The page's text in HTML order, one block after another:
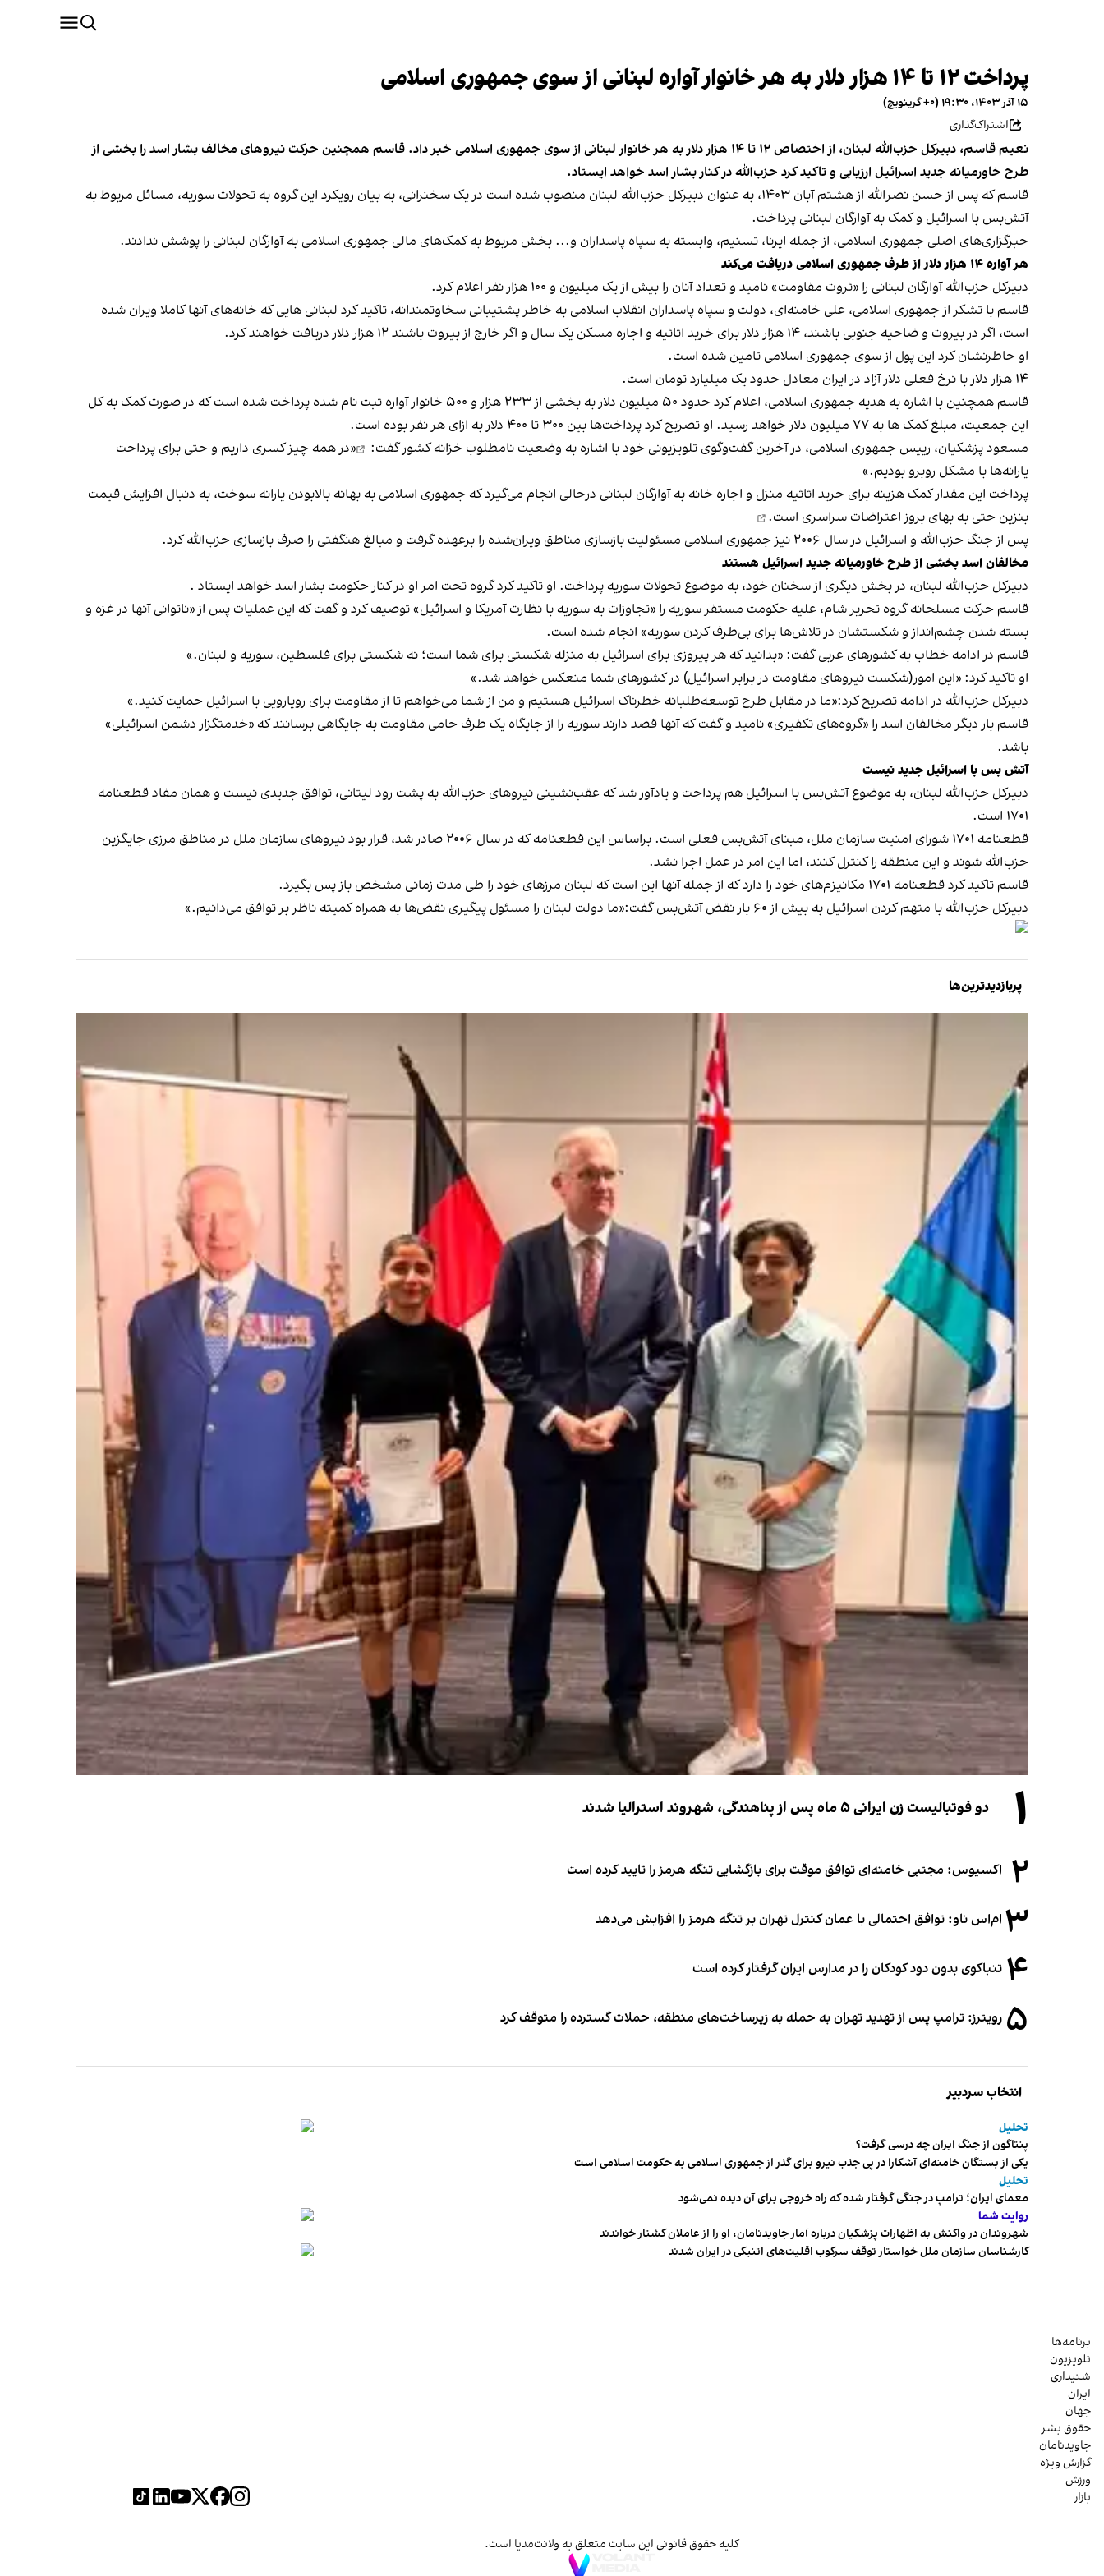
پرداخت ۱۲ تا ۱۴ هزار دلار به هر خانوار آواره لبنانی از سوی جمهوری اسلامی
۱۵ آذر ۱۴۰۳، ۱۹:۳۰ (‎+۰ گرینویچ)
اشتراک‌گذاری
نعیم قاسم، دبیرکل حزب‌الله لبنان، از اختصاص ۱۲ تا ۱۴ هزار دلار به هر خانوار لبنانی از سوی جمهوری اسلامی خبر داد. قاسم همچنین حرکت نیروهای مخالف بشار اسد را بخشی از
طرح خاورمیانه جدید اسرائیل ارزیابی و تاکید کرد حزب‌الله در کنار بشار اسد خواهد ایستاد.
قاسم که پس از حسن نصرالله از هشتم آبان ۱۴۰۳، به عنوان دبیرکل حزب‌الله لبنان منصوب شده است در یک سخنرانی، به بیان رویکرد این گروه به تحولات سوریه، مسائل مربوط به
آتش‌بس با اسرائیل و کمک به آوارگان لبنانی پرداخت.
خبرگزاری‌های اصلی جمهوری اسلامی، از جمله ایرنا، تسنیم، وابسته به سپاه پاسداران و... بخش مربوط به کمک‌های مالی جمهوری اسلامی به آوارگان لبنانی را پوشش ندادند.
هر آواره ۱۴ هزار دلار از طرف جمهوری اسلامی دریافت می‌کند
دبیرکل حزب‌الله آوارگان لبنانی را «ثروت مقاومت» نامید و تعداد آنان را بیش از یک میلیون و ۱۰۰ هزار نفر اعلام کرد.
قاسم با تشکر از جمهوری اسلامی، علی خامنه‌ای، دولت و سپاه پاسداران انقلاب اسلامی به خاطر پشتیبانی سخاوتمندانه، تاکید کرد لبنانی هایی که خانه‌های آنها کاملا ویران شده
است، اگر در بیروت و ضاحیه جنوبی باشند، ۱۴ هزار دلار برای خرید اثاثیه و اجاره مسکن یک سال و اگر خارج از بیروت باشند ۱۲ هزار دلار دریافت خواهند کرد.
او خاطرنشان کرد این پول از سوی جمهوری اسلامی تامین شده است.
۱۴ هزار دلار با نرخ فعلی دلار آزاد در ایران معادل حدود یک میلیارد تومان است.
قاسم همچنین با اشاره به هدیه جمهوری اسلامی، اعلام کرد حدود ۵۰ میلیون دلار به بخشی از ۲۳۳ هزار و ۵۰۰ خانوار آواره ثبت نام شده پرداخت شده است که در صورت کمک به کل
این جمعیت، مبلغ کمک ها به ۷۷ میلیون دلار خواهد رسید. او تصریح کرد پرداخت‌ها بین ۳۰۰ تا ۴۰۰ دلار به ازای هر نفر بوده است.
مسعود پزشکیان، رییس جمهوری اسلامی، در آخرین گفت‌وگوی تلویزیونی خود با اشاره به وضعیت نامطلوب خزانه کشورگفت:
«در همه چیز کسری داریم و حتی برای پرداخت
یارانه‌ها با مشکل روبرو بودیم.»
پرداخت این مقدار کمک هزینه برای خرید اثاثیه منزل و اجاره خانه به آوارگان لبنانی درحالی‌ انجام می‌گیرد که جمهوری اسلامی به بهانه بالابودن یارانه سوخت، به دنبال افزایش قیمت
بنزین حتی به بهای بروز اعتراضات سراسری است.
پس از جنگ حزب‌الله و اسرائیل در سال ۲۰۰۶ نیز جمهوری اسلامی مسئولیت بازسازی مناطق ویران‌شده را برعهده گرفت و مبالغ هنگفتی را صرف بازسازی حزب‌الله کرد.
مخالفان اسد بخشی از طرح خاورمیانه جدید اسرائیل هستند
دبیرکل حزب‌الله لبنان، در بخش دیگری از سخنان خود، به موضوع تحولات سوریه پرداخت. او تاکید کرد گروه تحت امر او در کنار حکومت بشار اسد خواهد ایستاد .
قاسم حرکت مسلحانه گروه تحریر شام، علیه حکومت مستقر سوریه را «تجاوزات به سوریه با نظارت آمریکا و اسرائیل» توصیف کرد و گفت که این عملیات پس از «ناتوانی آنها در غزه و
بسته شدن چشم‌انداز و شکستشان در تلاش‌ها برای بی‌طرف کردن سوریه» انجام شده است.
قاسم در ادامه خطاب به کشورهای عربی گفت: «بدانید که هر پیروزی برای اسرائیل به منزله شکستی برای شما است؛ نه شکستی برای فلسطین، سوریه و لبنان.»
او تاکید کرد: «این امور(شکست نیروهای مقاومت در برابر اسرائیل) در کشورهای شما منعکس خواهد شد.»
دبیرکل حزب‌الله در ادامه تصریح کرد:«ما در مقابل طرح توسعه‌طلبانه خطرناک اسرائیل هستیم و من از شما می‌خواهم تا از مقاومت برای رویارویی با اسرائیل حمایت کنید.»
قاسم بار دیگر مخالفان اسد را «گروه‌های تکفیری» نامید و گفت که آنها قصد دارند سوریه را از جایگاه یک طرف حامی مقاومت به جایگاهی برسانند که «خدمتگزار دشمن اسرائیلی»
باشد.
آتش بس با اسرائیل جدید نیست
دبیرکل حزب‌الله لبنان، به موضوع آتش‌بس با اسرائیل هم پرداخت و یادآور شد که عقب‌نشینی نیروهای حزب‌الله به پشت رود لیتانی، توافق جدیدی نیست و همان مفاد قطعنامه
۱۷۰۱ است.
قطعنامه ۱۷۰۱ شورای امنیت سازمان ملل، مبنای آتش‌بس فعلی است. براساس این قطعنامه که در سال ۲۰۰۶ صادر شد، قرار بود نیروهای سازمان ملل در مناطق مرزی جایگزین
حزب‌الله شوند و این منطقه را کنترل کنند، اما این امر در عمل اجرا نشد.
قاسم تاکید کرد قطعنامه ۱۷۰۱ مکانیزم‌های خود را دارد که از جمله آنها این است که لبنان مرزهای خود را طی مدت زمانی مشخص باز پس بگیرد.
دبیرکل حزب‌الله با متهم کردن اسرائیل به بیش از ۶۰ بار نقض آتش‌بس گفت:«ما دولت لبنان را مسئول پیگیری نقض‌ها به همراه کمیته ناظر بر توافق می‌دانیم.»
پربازدیدترین‌ها
۱ دو فوتبالیست زن ایرانی ۵ ماه پس از پناهندگی، شهروند استرالیا شدند
۲ اکسیوس: مجتبی خامنه‌ای توافق موقت برای بازگشایی تنگه هرمز را تایید کرده است
۳ ام‌اس ناو: توافق احتمالی با عمان کنترل تهران بر تنگه هرمز را افزایش می‌دهد
۴ تنباکوی بدون دود کودکان را در مدارس ایران گرفتار کرده است
۵ رویترز: ترامپ پس از تهدید تهران به حمله به زیرساخت‌های منطقه، حملات گسترده را متوقف کرد
انتخاب سردبیر
تحلیل
پنتاگون از جنگ ایران چه درسی گرفت؟
یکی از بستگان خامنه‌ای آشکارا در پی جذب نیرو برای گذر از جمهوری اسلامی به حکومت اسلامی است
تحلیل
معمای ایران؛ ترامپ در جنگی گرفتار شده که راه خروجی برای آن دیده نمی‌شود
روایت شما
شهروندان در واکنش به اظهارات پزشکیان درباره آمار جاویدنامان، او را از عاملان کشتار خواندند
کارشناسان سازمان ملل خواستار توقف سرکوب اقلیت‌های اتنیکی در ایران شدند
برنامه‌ها
تلویزیون
شنیداری
ایران
جهان
حقوق بشر
جاویدنامان
گزارش ویژه
ورزش
بازار
کلیه حقوق قانونی این سایت متعلق به ولانت‌مدیا است.